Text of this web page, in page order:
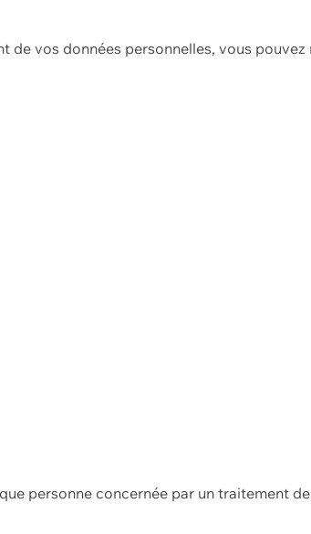
vos données personnelles, vous
personne concernée par un traitement